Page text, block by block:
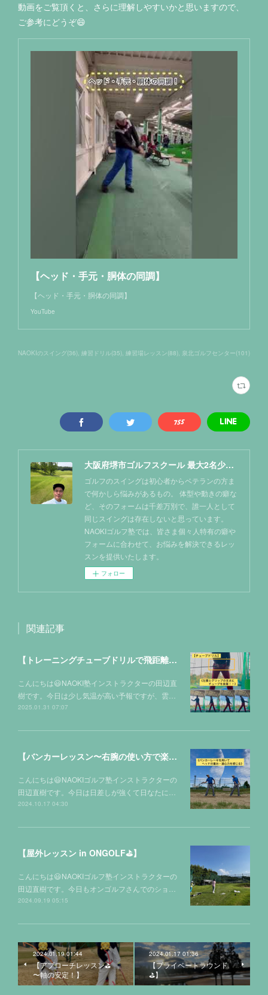
動画をご覧頂くと、さらに理解しやすいかと思いますので、
ご参考にどうぞ😄
【ヘッド・手元・胴体の同調】
【ヘッド・手元・胴体の同調】
YouTube
NAOKIのスイング(36) 練習ドリル(35) 練習場レッスン(88) 泉北ゴルフセンター(101)
大阪府堺市ゴルフスクール 最大2名少人数レッスン NAOKIゴルフ塾
ゴルフのスイングは初心者からベテランの方ま
で何かしら悩みがあるもの。 体型や動きの癖な
ど、そのフォームは千差万別で、誰一人として
同じスイングは存在しないと思っています。
NAOKIゴルフ塾では、皆さま個々人特有の癖や
フォームに合わせて、お悩みを解決できるレッ
スンを提供いたします。
フォロー
関連記事
【トレーニングチューブドリルで飛距離&安定性を得る！！】
こんにちは😃NAOKI塾インストラクターの田辺直
樹です。今日は少し気温が高い予報ですが、雲…
2025.01.31 07:07
【バンカーレッスン〜右腕の使い方で楽に出せるコツ】
こんにちは😃NAOKIゴルフ塾インストラクターの
田辺直樹です。今日は日差しが強くて日なたに…
2024.10.17 04:30
【屋外レッスン in ONGOLF⛳️】
こんにちは😃NAOKIゴルフ塾インストラクターの
田辺直樹です。今日もオンゴルフさんでのショ…
2024.09.19 05:15
2024.01.19 01:44
【アプローチレッスン⛳️
〜軸の安定！】
2024.01.17 01:36
【プライベートラウンド
⛳️】